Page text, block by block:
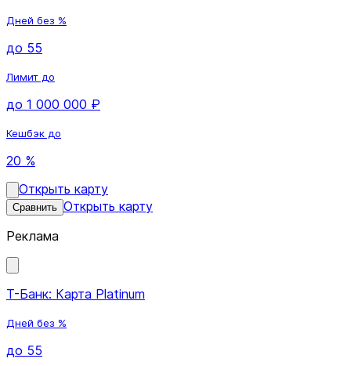
Дней без %
до 55
Лимит до
до 1 000 000 ₽
Кешбэк до
20 %
Открыть карту
Сравнить Открыть карту
Реклама
Т-Банк: Карта Platinum
Дней без %
до 55